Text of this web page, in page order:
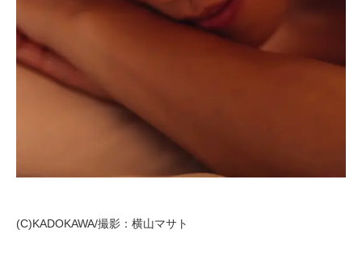
(C)KADOKAWA/撮影：横山マサト